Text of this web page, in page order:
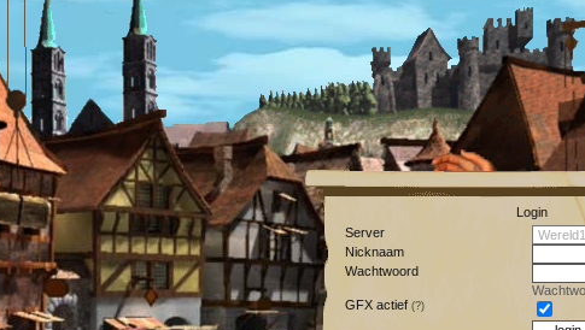
Login
Server
Nicknaam
Wachtwoord
GFX actief (?)